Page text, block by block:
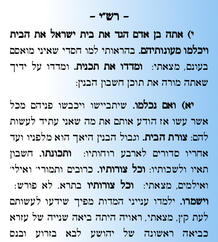
– רש"י –
י) אתה בן אדם הגד את בית ישראל את הבית
ויכלמו מעונותיהם. בהראותי למו חסדי שאיני מואסם
בעונם, מצאתי: ומדדו את תכנית. ומדדו על ידיך
שאתה מורה את תוכן חשבון הבנין:
יא) ואם נכלמו. שיתביישו ויכבשו פניהם מכל
אשר עשו אז הודע אותם את מה שאני עתיד לעשות
להם:צורת הבית.וגבול הבנין היאך הוא מלפניו ועד
אחריו סדורים לארבע רוחותיו: ותכונתו.חשבון
תאיו ולשכותיו: וכל צורותיו.כרובים ותמורי' ואילי'
ואילמים, מצאתי: וכל צורותיו בתרא. לא פורש:
וישמרו.ילמדו ענייני המדות מפיך שידעו לעשותם
לעת קץ, מצאתי, ראויה היתה ביאה שנייה של עזרא
כביאה ראשונה של יהושע לבא בזרוע ובנס